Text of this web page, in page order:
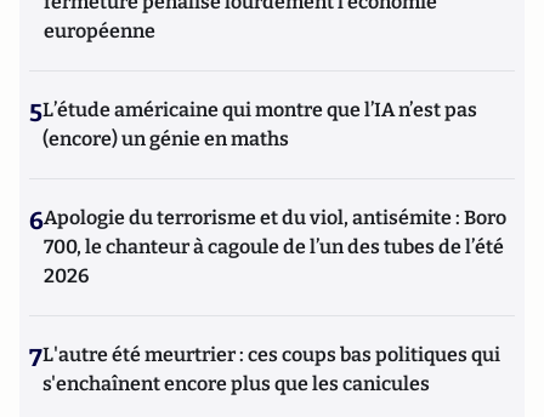
européenne
5L’étude américaine qui montre que l’IA n’est pas
(encore) un génie en maths
6Apologie du terrorisme et du viol, antisémite : Boro
700, le chanteur à cagoule de l’un des tubes de l’été
2026
7L'autre été meurtrier : ces coups bas politiques qui
s'enchaînent encore plus que les canicules